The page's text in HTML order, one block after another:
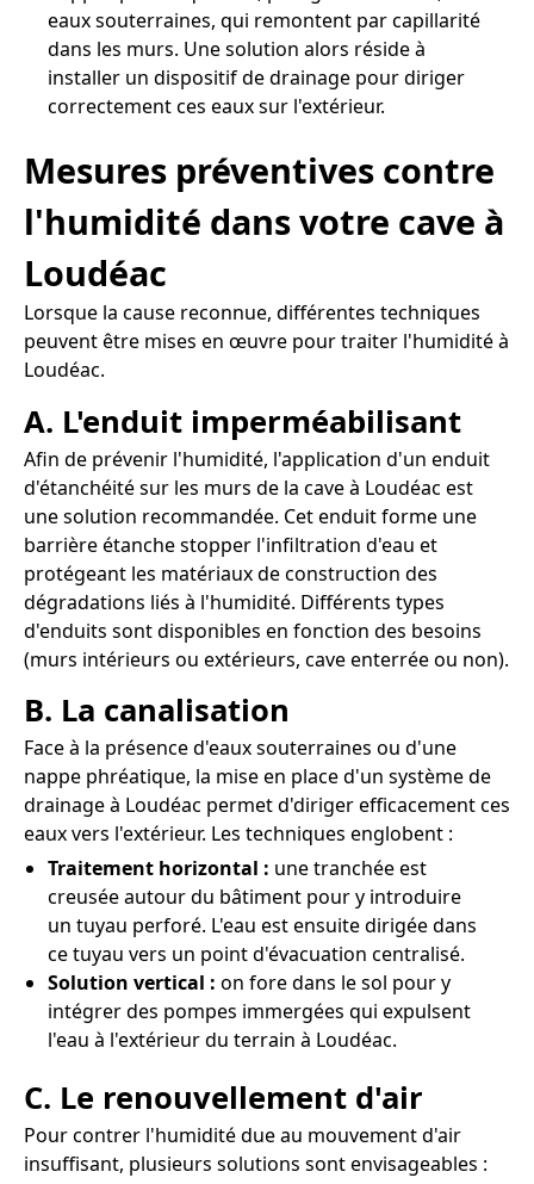
eaux souterraines, qui remontent par capillarité
dans les murs. Une solution alors réside à
installer un dispositif de drainage pour diriger
correctement ces eaux sur l'extérieur.
Mesures préventives contre
l'humidité dans votre cave à
Loudéac
Lorsque la cause reconnue, différentes techniques
peuvent être mises en œuvre pour traiter l'humidité à
Loudéac.
A. L'enduit imperméabilisant
Afin de prévenir l'humidité, l'application d'un enduit
d'étanchéité sur les murs de la cave à Loudéac est
une solution recommandée. Cet enduit forme une
barrière étanche stopper l'infiltration d'eau et
protégeant les matériaux de construction des
dégradations liés à l'humidité. Différents types
d'enduits sont disponibles en fonction des besoins
(murs intérieurs ou extérieurs, cave enterrée ou non).
B. La canalisation
Face à la présence d'eaux souterraines ou d'une
nappe phréatique, la mise en place d'un système de
drainage à Loudéac permet d'diriger efficacement ces
eaux vers l'extérieur. Les techniques englobent :
Traitement horizontal : une tranchée est
creusée autour du bâtiment pour y introduire
un tuyau perforé. L'eau est ensuite dirigée dans
ce tuyau vers un point d'évacuation centralisé.
Solution vertical : on fore dans le sol pour y
intégrer des pompes immergées qui expulsent
l'eau à l'extérieur du terrain à Loudéac.
C. Le renouvellement d'air
Pour contrer l'humidité due au mouvement d'air
insuffisant, plusieurs solutions sont envisageables :